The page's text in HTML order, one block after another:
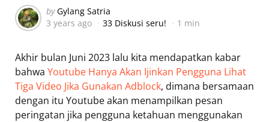
Posted
by
by Gylang Satria
3 years ago
33 Diskusi seru! 1 min
Akhir bulan Juni 2023 lalu kita mendapatkan kabar
bahwa Youtube Hanya Akan Ijinkan Pengguna Lihat
Tiga Video Jika Gunakan Adblock, dimana bersamaan
dengan itu Youtube akan menampilkan pesan
peringatan jika pengguna ketahuan menggunakan